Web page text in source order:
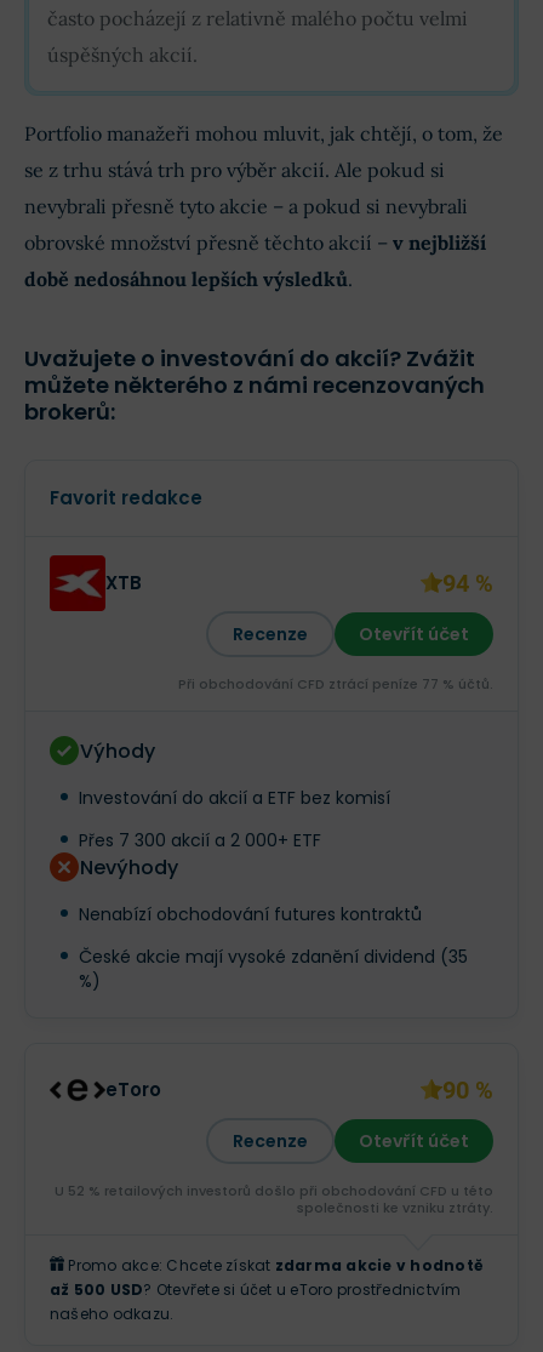
často pocházejí z relativně malého počtu velmi
úspěšných akcií.
Portfolio manažeři mohou mluvit, jak chtějí, o tom, že
se z trhu stává trh pro výběr akcií. Ale pokud si
nevybrali přesně tyto akcie – a pokud si nevybrali
obrovské množství přesně těchto akcií – v nejbližší
době nedosáhnou lepších výsledků.
Uvažujete o investování do akcií? Zvážit
můžete některého z námi recenzovaných
brokerů:
Favorit redakce
XTB 94 %
Recenze Otevřít účet
Při obchodování CFD ztrácí peníze 77 % účtů.
Výhody
Investování do akcií a ETF bez komisí
Přes 7 300 akcií a 2 000+ ETF
Nevýhody
Nenabízí obchodování futures kontraktů
České akcie mají vysoké zdanění dividend (35
%)
eToro 90 %
Recenze Otevřít účet
U 52 % retailových investorů došlo při obchodování CFD u této
společnosti ke vzniku ztráty.
Promo akce: Chcete získat zdarma akcie v hodnotě
až 500 USD? Otevřete si účet u eToro prostřednictvím
našeho odkazu.